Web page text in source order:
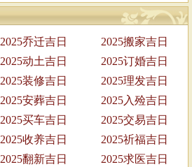
2025乔迁吉日
2025搬家吉日
2025动土吉日
2025订婚吉日
2025装修吉日
2025理发吉日
2025安葬吉日
2025入殓吉日
2025买车吉日
2025交易吉日
2025收养吉日
2025祈福吉日
2025翻新吉日 2025求医吉日